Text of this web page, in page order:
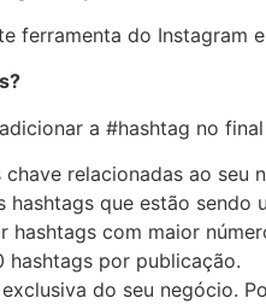
ferramenta do Instagram
a #hashtag no
chave relacionadas ao seu
hashtags que estão
hashtags com maior
hashtags por publicação.
do seu negócio.